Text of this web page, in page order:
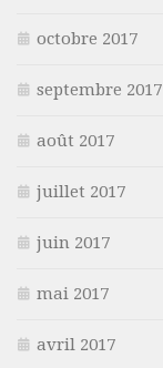
octobre 2017
septembre 2017
août 2017
juillet 2017
juin 2017
mai 2017
avril 2017